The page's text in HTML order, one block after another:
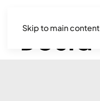
Skip to main content